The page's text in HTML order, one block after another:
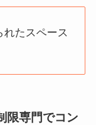
たスペース
限専門でコン